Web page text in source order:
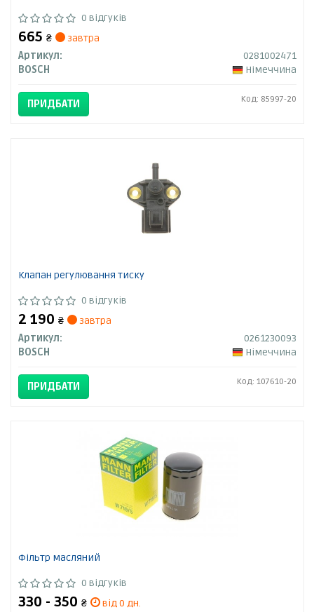
0 відгуків
665 ₴
завтра
Артикул:
0281002471
BOSCH
Німеччина
ПРИДБАТИ Код: 85997-20
Клапан регулювання тиску
0 відгуків
2 190 ₴
завтра
Артикул:
0261230093
BOSCH
Німеччина
ПРИДБАТИ Код: 107610-20
Фільтр масляний
0 відгуків
330 - 350 ₴
від 0 дн.